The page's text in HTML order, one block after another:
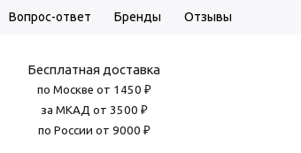
Вопрос-ответ Бренды Отзывы
Бесплатная доставка
по Москве от 1450 ₽
за МКАД от 3500 ₽
по России от 9000 ₽